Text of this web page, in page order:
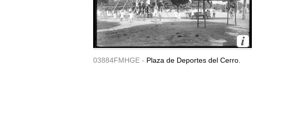
03884FMHGE - Plaza de Deportes del Cerro.